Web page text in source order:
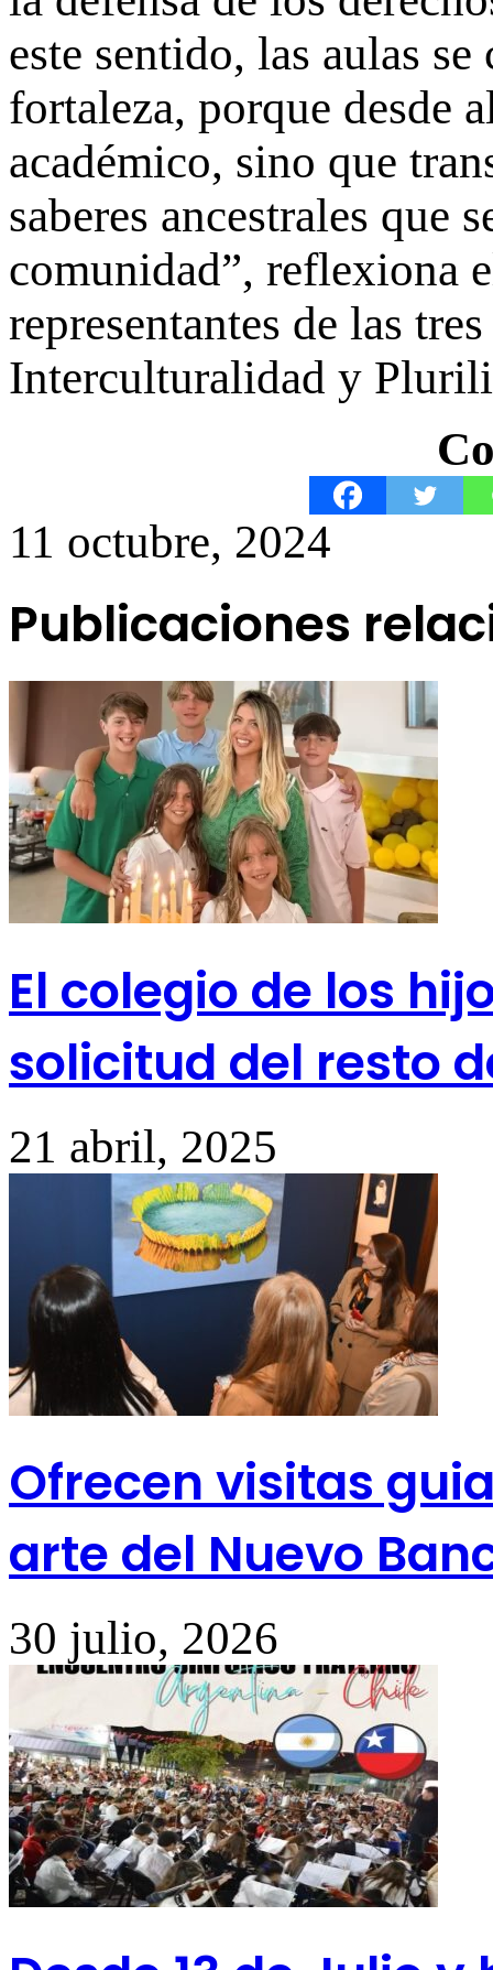
este sentido, las aulas
fortaleza, porque desde
académico, sino que
saberes ancestrales que
comunidad”, reflexiona
representantes de las
Interculturalidad y
11 octubre, 2024
Publicaciones
El colegio de los
solicitud del resto
21 abril, 2025
Ofrecen visitas
arte del Nuevo
30 julio, 2026